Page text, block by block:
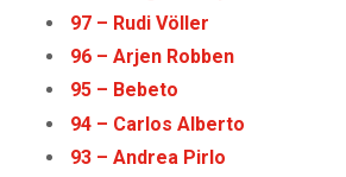
97 – Rudi Völler
96 – Arjen Robben
95 – Bebeto
94 – Carlos Alberto
93 – Andrea Pirlo